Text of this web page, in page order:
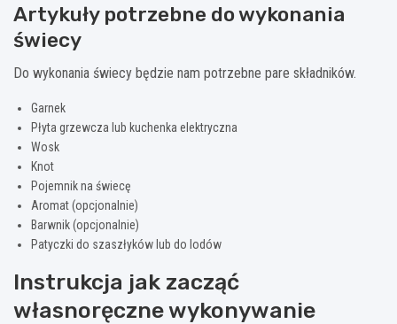
Artykuły potrzebne do wykonania
świecy
Do wykonania świecy będzie nam potrzebne pare składników.
Garnek
Płyta grzewcza lub kuchenka elektryczna
Wosk
Knot
Pojemnik na świecę
Aromat (opcjonalnie)
Barwnik (opcjonalnie)
Patyczki do szaszłyków lub do lodów
Instrukcja jak zacząć
własnoręczne wykonywanie